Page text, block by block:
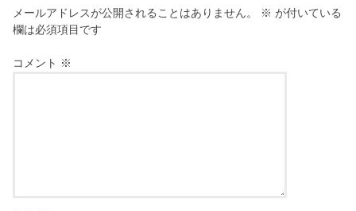
メールアドレスが公開されることはありません。 ※ が付いている
欄は必須項目です
コメント ※